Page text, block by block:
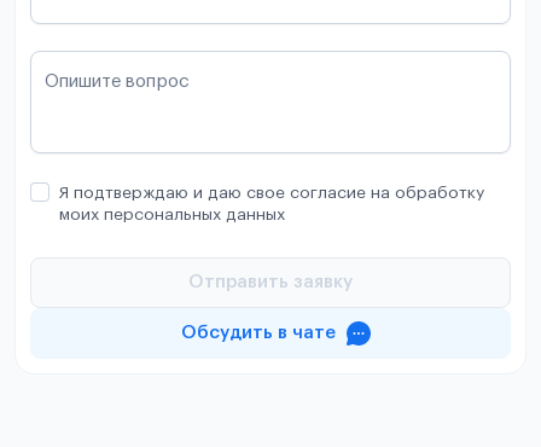
Опишите вопрос
Я подтверждаю и даю свое согласие на обработку
моих персональных данных
Отправить заявку
Обсудить в чате